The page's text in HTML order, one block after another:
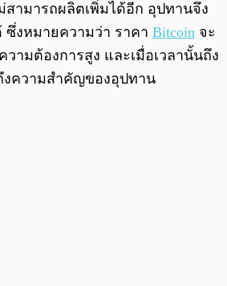
สามารถผลิตเพิ่มได้อีก อุปทานจึง
ซึ่งหมายความว่า ราคา Bitcoin จะ
ามต้องการสูง และเมื่อเวลานั้นถึง
งความสำคัญของอุปทาน